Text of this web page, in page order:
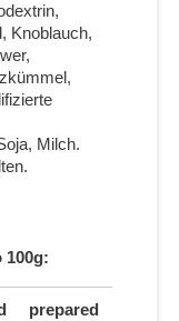
Knoblauch,
Milch.
100g:
prepared